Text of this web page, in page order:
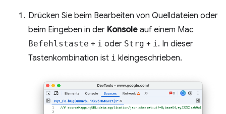
Drücken Sie beim Bearbeiten von Quelldateien oder
beim Eingeben in der Konsole auf einem Mac
Befehlstaste + i oder Strg + i. In dieser
Tastenkombination ist i kleingeschrieben.